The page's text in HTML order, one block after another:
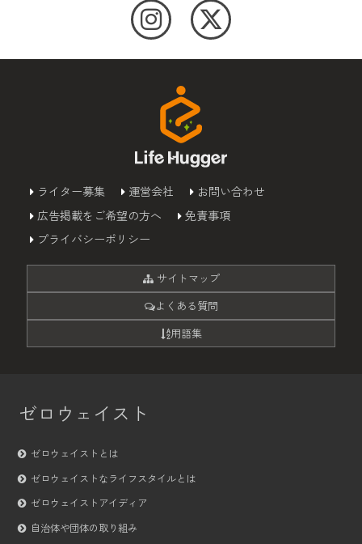
ライター募集 運営会社
お問い合わせ
広告掲載をご希望の方へ
免責事項
プライバシーポリシー
サイトマップ
よくある質問
用語集
ゼロウェイスト
ゼロウェイストとは
ゼロウェイストなライフスタイルとは
ゼロウェイストアイディア
自治体や団体の取り組み